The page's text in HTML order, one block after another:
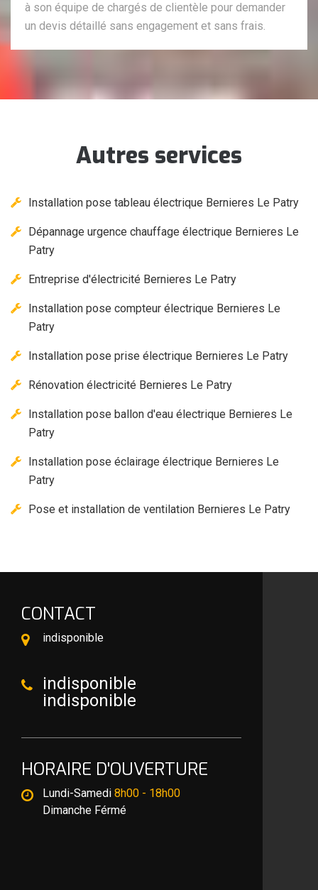
à son équipe de chargés de clientèle pour demander
un devis détaillé sans engagement et sans frais.
Autres services
Installation pose tableau électrique Bernieres Le Patry
Dépannage urgence chauffage électrique Bernieres Le
Patry
Entreprise d'électricité Bernieres Le Patry
Installation pose compteur électrique Bernieres Le
Patry
Installation pose prise électrique Bernieres Le Patry
Rénovation électricité Bernieres Le Patry
Installation pose ballon d'eau électrique Bernieres Le
Patry
Installation pose éclairage électrique Bernieres Le
Patry
Pose et installation de ventilation Bernieres Le Patry
CONTACT
indisponible
indisponible
indisponible
HORAIRE D'OUVERTURE
Lundi-Samedi 8h00 - 18h00
Dimanche Férmé